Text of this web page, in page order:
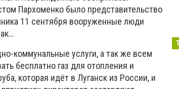
Пархоменко было представительство
11 сентября вооруженные люди
коммунальные услуги, а так же всем
бесплатно газ для отопления и
которая идёт в Луганск из России, и